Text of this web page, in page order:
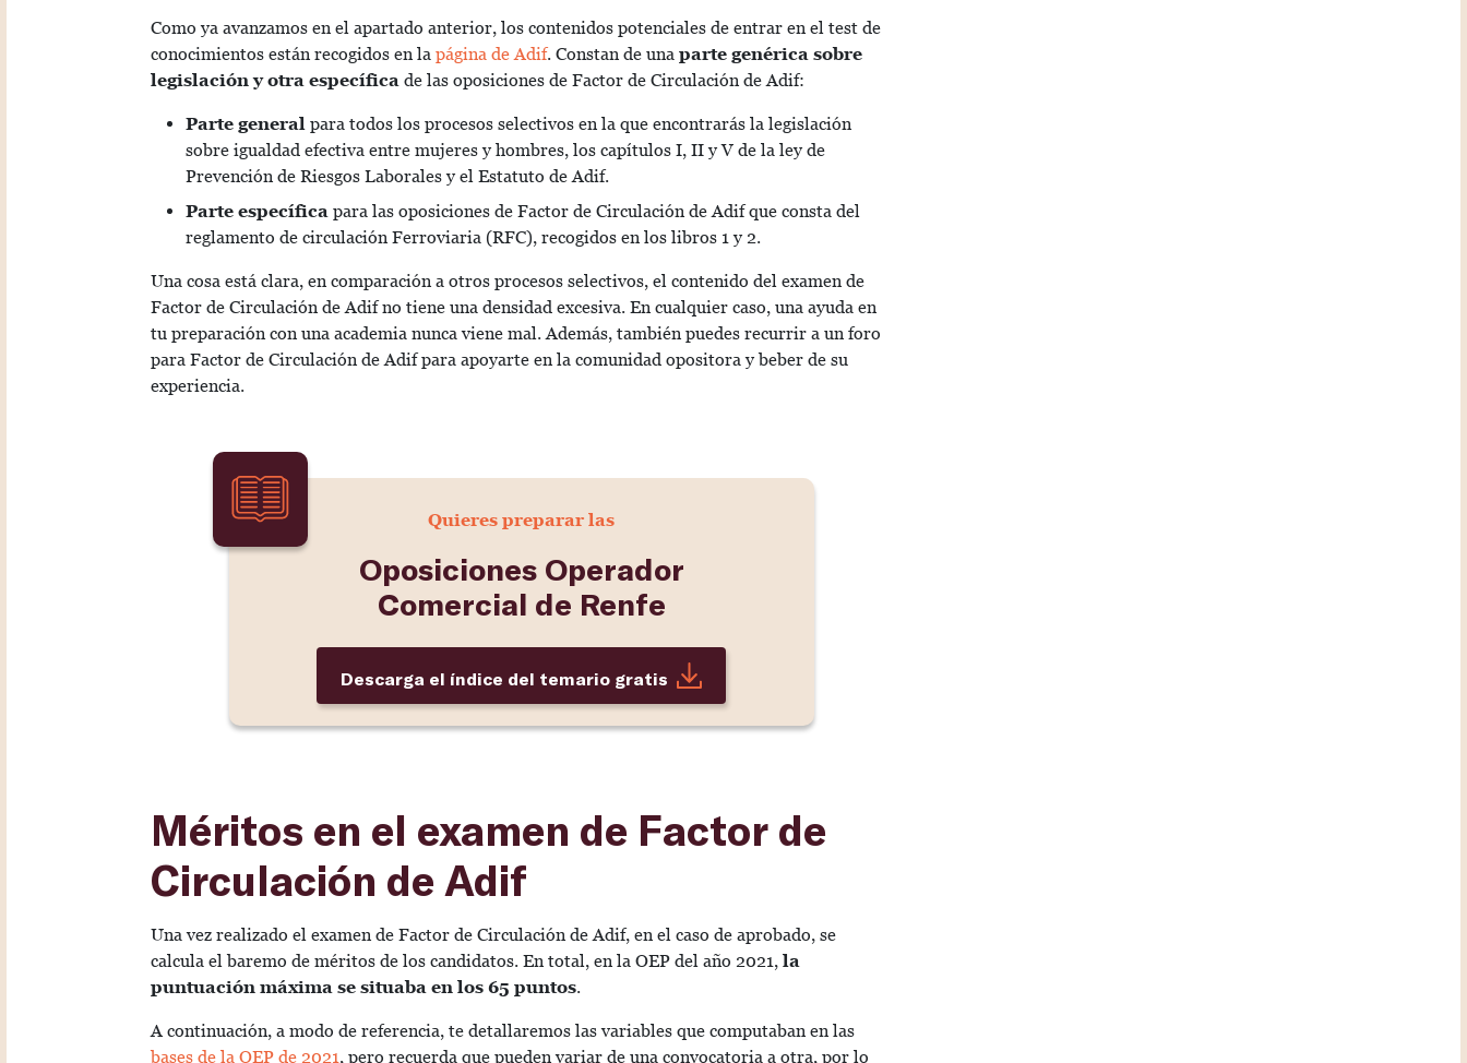
Como ya avanzamos en el apartado anterior, los contenidos potenciales de entrar en el test de
conocimientos están recogidos en la página de Adif. Constan de una parte genérica sobre
legislación y otra específica de las oposiciones de Factor de Circulación de Adif:
Parte general para todos los procesos selectivos en la que encontrarás la legislación
sobre igualdad efectiva entre mujeres y hombres, los capítulos I, II y V de la ley de
Prevención de Riesgos Laborales y el Estatuto de Adif.
Parte específica para las oposiciones de Factor de Circulación de Adif que consta del
reglamento de circulación Ferroviaria (RFC), recogidos en los libros 1 y 2.
Una cosa está clara, en comparación a otros procesos selectivos, el contenido del examen de
Factor de Circulación de Adif no tiene una densidad excesiva. En cualquier caso, una ayuda en
tu preparación con una academia nunca viene mal. Además, también puedes recurrir a un foro
para Factor de Circulación de Adifpara apoyarte en la comunidad opositora y beber de su
experiencia.
Quieres preparar las
Oposiciones Operador
Comercial de Renfe
Descarga el índice del temario gratis
Méritos en el examen de Factor de
Circulación de Adif
Una vez realizado el examen de Factor de Circulación de Adif, en el caso de aprobado, se
calcula el baremo de méritos de los candidatos. En total, en la OEP del año 2021, la
puntuación máxima se situaba en los 65 puntos.
A continuación, a modo de referencia, te detallaremos las variables que computaban en las
bases de la OEP de 2021, pero recuerda que pueden variar de una convocatoria a otra, por lo